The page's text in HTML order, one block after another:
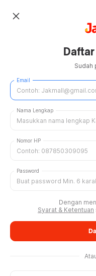
close
Sudah
Email
Nama Lengkap
Nomor HP
Password
Dengan
Syarat & Ketentuan